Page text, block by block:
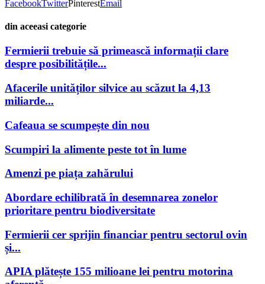
FacebookTwitterPinterestEmail
din aceeasi categorie
Fermierii trebuie să primească informații clare
despre posibilitățile...
Afacerile unităților silvice au scăzut la 4,13
miliarde...
Cafeaua se scumpește din nou
Scumpiri la alimente peste tot în lume
Amenzi pe piața zahărului
Abordare echilibrată în desemnarea zonelor
prioritare pentru biodiversitate
Fermierii cer sprijin financiar pentru sectorul ovin
și...
APIA plătește 155 milioane lei pentru motorina